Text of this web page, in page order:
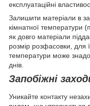
експлуатаційні
Залишити матеріали в
кімнатної температури
як довго матеріали
розмір розфасовки, для
температури може
днів.
Запобіжні
Уникайте контакту